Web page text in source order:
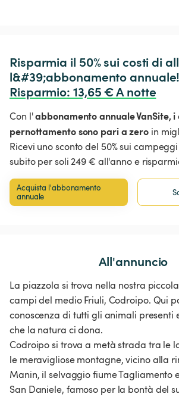
Risparmia il 50% sui costi di
l&#39;abbonamento
Risparmio: 13,65 € A notte
Con l'abbonamento annuale VanSite, i
pernottamento sono pari a zero in
Ricevi uno sconto del 50% sui
subito per soli 249 € all'anno e
Acquista l'abbonamento
annuale
All'annuncio
La piazzola si trova nella nostra
campi del medio Friuli, Codroipo. Qui
conoscenza di tutti gli animali presenti
che la natura ci dona.
Codroipo si trova a metà strada tra le
le meravigliose montagne, vicino alla
Manin, il selvaggio fiume Tagliamento
San Daniele, famoso per la bontà del